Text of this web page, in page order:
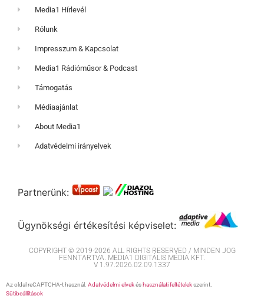
Media1 Hírlevél
Rólunk
Impresszum & Kapcsolat
Media1 Rádióműsor & Podcast
Támogatás
Médiaajánlat
About Media1
Adatvédelmi irányelvek
Partnerünk:
Ügynökségi értékesítési képviselet:
COPYRIGHT © 2019-2026 ALL RIGHTS RESERVED / MINDEN JOG
FENNTARTVA. MEDIA1 DIGITÁLIS MÉDIA KFT.
V 1.97.2026.02.09.1337
Az oldal reCAPTCHA-t használ. Adatvédelmi elvekés használati feltételekszerint.
Sütibeállítások